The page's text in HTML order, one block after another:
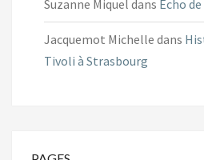
Suzanne Miquel dans Echo
Jacquemot Michelle dans
Tivoli à Strasbourg